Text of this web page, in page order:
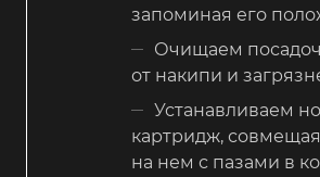
запоминая его
Очищаем
от накипи и
Устанавливаем
картридж,
на нем с пазами в